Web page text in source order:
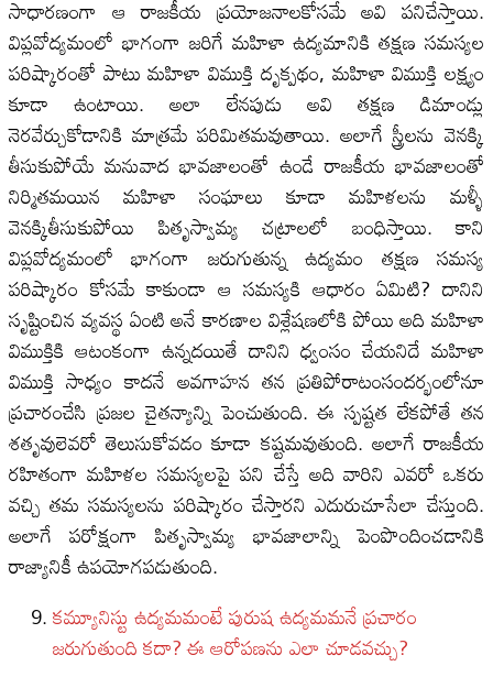
సాధారణంగా ఆ రాజకీయ ప్రయోజనాలకోసమే అవి పనిచేస్తాయి.
విప్లవోద్యమంలో భాగంగా జరిగే మహిళా ఉద్యమానికి తక్షణ సమస్యల
పరిష్కారంతో పాటు మహిళా విముక్తి దృక్పథం, మహిళా విముక్తి లక్ష్యం
కూడా ఉంటాయి. అలా లేనపుడు అవి తక్షణ డిమాండ్లు
నెరవేర్చుకోడానికి మాత్రమే పరిమితమవుతాయి. అలాగే స్త్రీలను వెనక్కి
తీసుకుపోయే మనువాద భావజాలంతో ఉండే రాజకీయ భావజాలంతో
నిర్మితమయిన మహిళా సంఘాలు కూడా మహిళలను మళ్ళీ
వెనక్కితీసుకుపోయి పితృస్వామ్య చట్రాలలో బంధిస్తాయి. కాని
విప్లవోద్యమంలో భాగంగా జరుగుతున్న ఉద్యమం తక్షణ సమస్య
పరిష్కారం కోసమే కాకుండా ఆ సమస్యకి ఆధారం ఏమిటి? దానిని
సృష్టించిన వ్యవస్థ ఏంటి అనే కారణాల విశ్లేషణలోకి పోయి అది మహిళా
విముక్తికి ఆటంకంగా ఉన్నదయితే దానిని ధ్వంసం చేయనిదే మహిళా
విముక్తి సాధ్యం కాదనే అవగాహన తన ప్రతిపోరాటంసందర్భంలోనూ
ప్రచారంచేసి ప్రజల చైతన్యాన్ని పెంచుతుంది. ఈ స్పష్టత లేకపోతే తన
శతృవులెవరో తెలుసుకోవడం కూడా కష్టమవుతుంది. అలాగే రాజకీయ
రహితంగా మహిళల సమస్యలపై పని చేస్తే అది వారిని ఎవరో ఒకరు
వచ్చి తమ సమస్యలను పరిష్కారం చేస్తారని ఎదురుచూసేలా చేస్తుంది.
అలాగే పరోక్షంగా పితృస్వామ్య భావజాలాన్ని పెంపొందించడానికి
రాజ్యానికీ ఉపయోగపడుతుంది.
కమ్యూనిస్టు ఉద్యమమంటే పురుష ఉద్యమమనే ప్రచారం
జరుగుతుంది క‌దా? ఈ ఆరోపణను ఎలా చూడవచ్చు?